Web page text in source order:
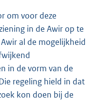
om voor deze
in de Awir op te
al de mogelijkheid
in de vorm van de
regeling hield in dat
kon doen bij de